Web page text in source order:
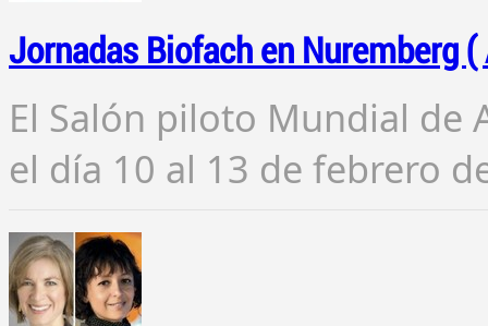
Jornadas Biofach en Nuremberg
El Salón piloto Mundial de
el día 10 al 13 de febrero